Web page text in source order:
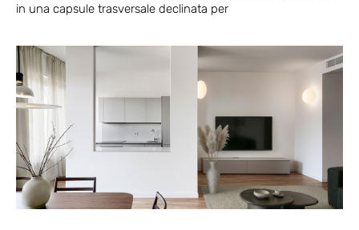
in una capsule trasversale declinata per